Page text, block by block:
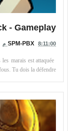
- Gameplay
SPM-PBX 8:11:00 م
marais est attaquée
Tu dois la défendre...